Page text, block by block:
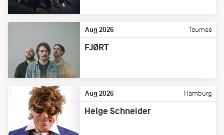
Tournee
Aug 2026
FJØRT
Hamburg
Aug 2026
Helge Schneider